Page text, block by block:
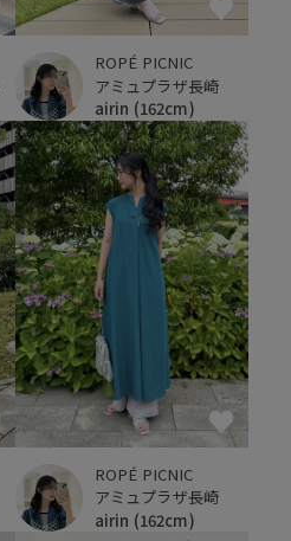
ROPÉ PICNIC
アミュプラザ長崎
airin (162cm)
ROPÉ PICNIC
アミュプラザ長崎
airin (162cm)